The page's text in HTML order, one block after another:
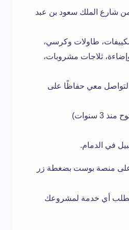
شارع الملك سعود بن عبد
طاولات وكرسي،
ثلاجات مشروبات،
معي حفاظًا على
سنوات)
في الدمام.
على منصة بوست بضغطة زر
أي خدمة لمشروعك